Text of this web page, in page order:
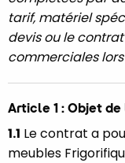
tarif, matériel
devis ou le
commerciales
Article 1 : Objet
1.1 Le contrat a
meubles